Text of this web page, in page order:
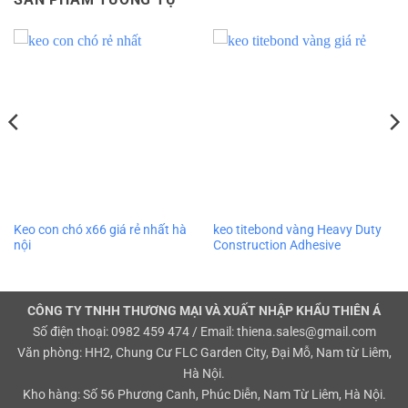
Keo con chó x66 giá rẻ nhất hà
nội
keo titebond vàng Heavy Duty
Construction Adhesive
CÔNG TY TNHH THƯƠNG MẠI VÀ XUẤT NHẬP KHẨU THIÊN Á
Số điện thoại: 0982 459 474 / Email: thiena.sales@gmail.com
Văn phòng: HH2, Chung Cư FLC Garden City, Đại Mỗ, Nam từ Liêm,
Hà Nội.
Kho hàng: Số 56 Phương Canh, Phúc Diễn, Nam Từ Liêm, Hà Nội.